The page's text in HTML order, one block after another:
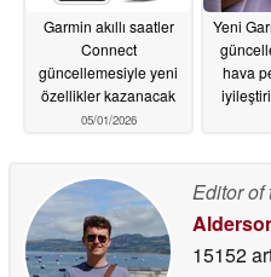
Garmin akıllı saatler
Connect
güncellemesiyle yeni
özellikler kazanacak
05/01/2026
Yeni
hava
Editor of
15152